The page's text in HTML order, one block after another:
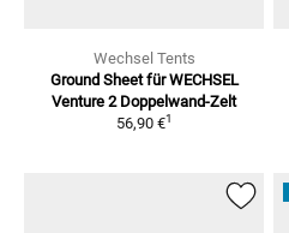
Wechsel Tents
Ground Sheet für WECHSEL
Venture 2 Doppelwand-Zelt
56,90 €1